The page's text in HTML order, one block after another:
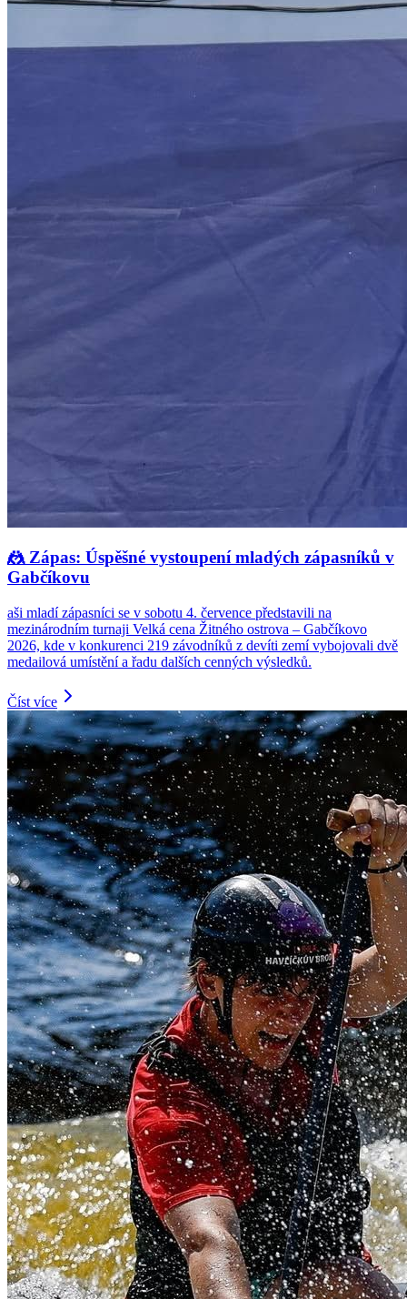
🤼 Zápas: Úspěšné vystoupení mladých zápasníků v
Gabčíkovu
aši mladí zápasníci se v sobotu 4. července představili na
mezinárodním turnaji Velká cena Žitného ostrova – Gabčíkovo
2026, kde v konkurenci 219 závodníků z devíti zemí vybojovali dvě
medailová umístění a řadu dalších cenných výsledků.
Číst více